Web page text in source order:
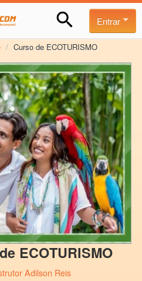
Entrar
/ Curso de ECOTURISMO
ECOTURISMO
Adilson Reis